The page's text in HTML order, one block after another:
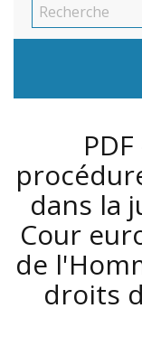
dans la
Cour
de
droits